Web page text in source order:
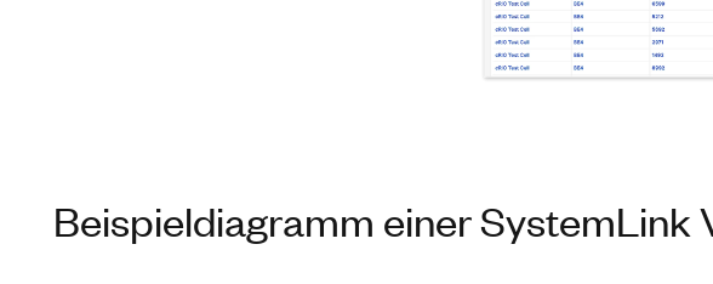
Beispieldiagramm einer SystemLink